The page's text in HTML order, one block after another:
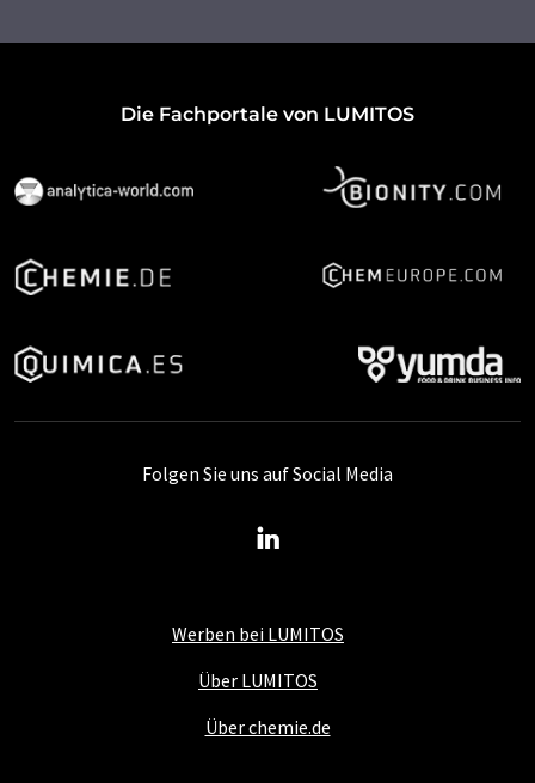
Die Fachportale von LUMITOS
Werben bei LUMITOS
Über LUMITOS
Über chemie.de
Folgen Sie uns auf Social Media